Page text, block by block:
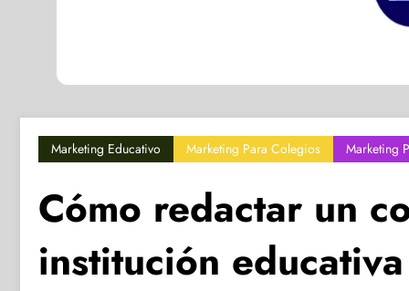
Marketing Educativo Marketing Para Colegios Marketing
Cómo redactar un
institución educativa